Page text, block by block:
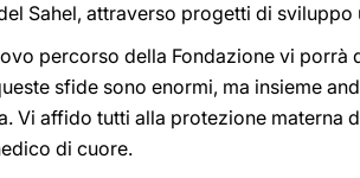
Sahel, attraverso progetti di sviluppo
percorso della Fondazione vi
sfide sono enormi, ma insieme
Vi affido tutti alla protezione materna
di cuore.